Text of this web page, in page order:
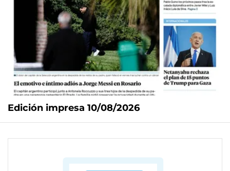
Edición impresa 10/08/2026